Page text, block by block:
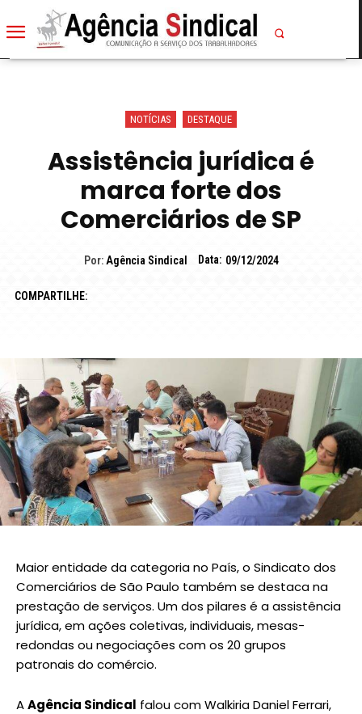
NOTÍCIAS DESTAQUE
Assistência jurídica é
marca forte dos
Comerciários de SP
Por: Agência Sindical Data: 09/12/2024
COMPARTILHE:
Maior entidade da categoria no País, o Sindicato dos
Comerciários de São Paulo também se destaca na
prestação de serviços. Um dos pilares é a assistência
jurídica, em ações coletivas, individuais, mesas-
redondas ou negociações com os 20 grupos
patronais do comércio.
AAgência Sindical falou com Walkiria Daniel Ferrari,